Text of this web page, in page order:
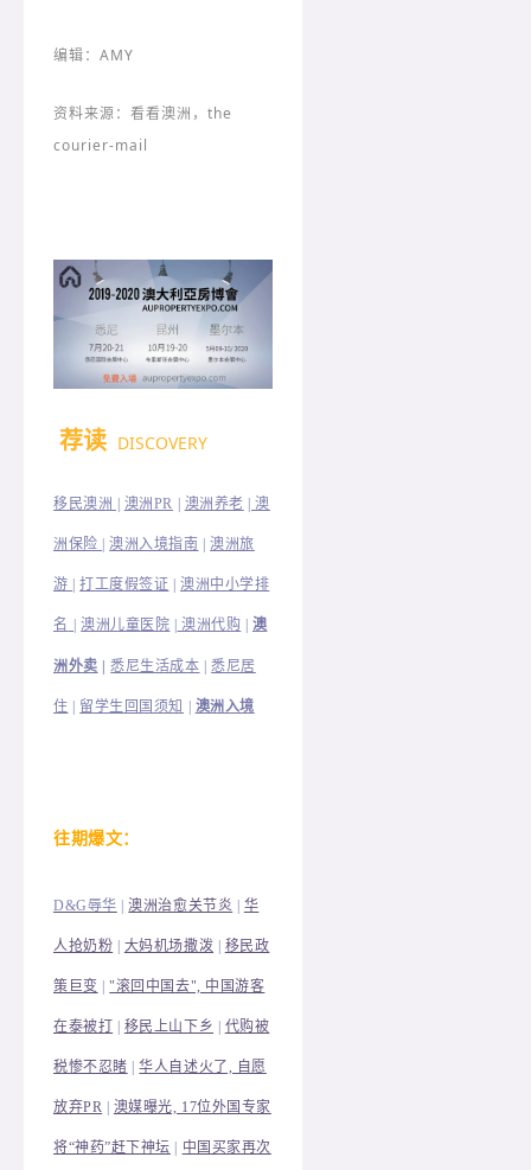
编辑：AMY
资料来源：看看澳洲，the
courier-mail
荐读 DISCOVERY
移民澳洲 | 澳洲PR | 澳洲养老 | 澳
洲保险 |澳洲入境指南 |澳洲旅
游 |打工度假签证 |澳洲中小学排
名 |澳洲儿童医院 | 澳洲代购 | 澳
洲外卖 | 悉尼生活成本 |悉尼居
住 | 留学生回国须知 | 澳洲入境
往期爆文：
D&G辱华 |澳洲治愈关节炎 华
人抢奶粉 大妈机场撒泼 移民政
策巨变 |"滚回中国去", 中国游客
在泰被打 移民上山下乡 代购被
税惨不忍睹 |华人自述火了, 自愿
放弃PR 澳媒曝光, 17位外国专家
将“神药”赶下神坛 中国买家再次